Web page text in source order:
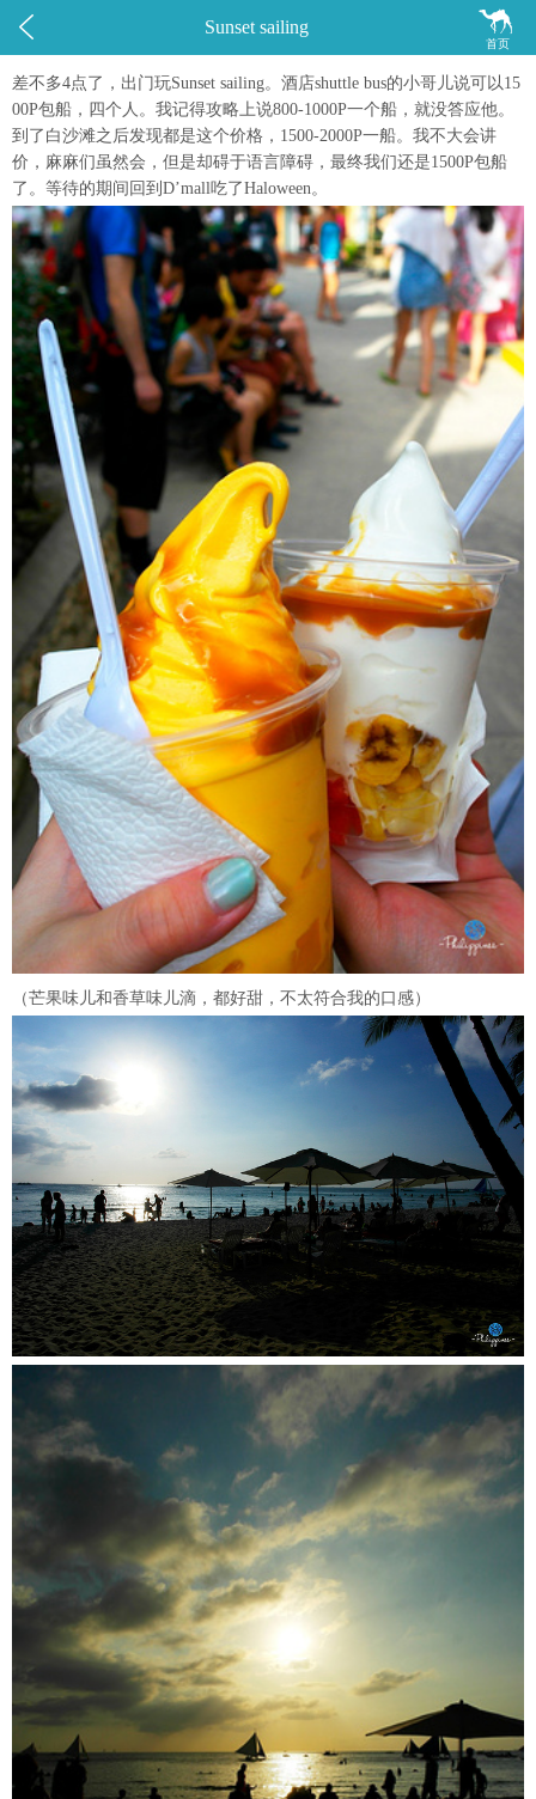
 
首页
Sunset sailing
差不多4点了，出门玩Sunset sailing。酒店shuttle bus的小哥儿说可以15
00P包船，四个人。我记得攻略上说800-1000P一个船，就没答应他。
到了白沙滩之后发现都是这个价格，1500-2000P一船。我不大会讲
价，麻麻们虽然会，但是却碍于语言障碍，最终我们还是1500P包船
了。等待的期间回到D’mall吃了Haloween。
（芒果味儿和香草味儿滴，都好甜，不太符合我的口感）